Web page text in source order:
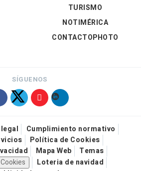
TURISMO
NOTIMÉRICA
CONTACTOPHOTO
SÍGUENOS
Cumplimiento normativo
Política de Cookies
Mapa Web
Temas
Loteria de navidad